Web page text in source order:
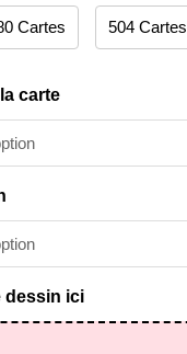
Cartes 504 Cartes
carte
dessin ici